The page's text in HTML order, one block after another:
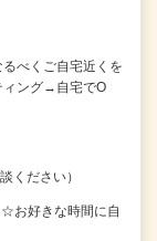
べくご自宅近くを
ング→自宅でO
ください）
お好きな時間に自